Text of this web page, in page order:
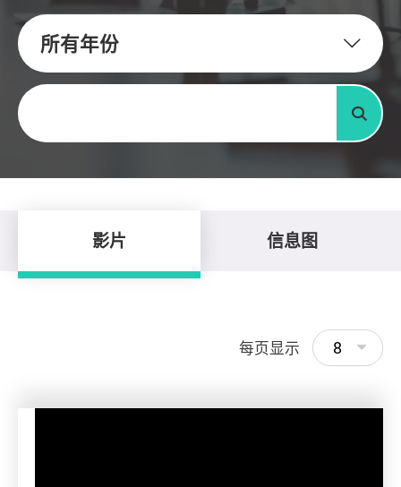
所有年份
关键字
搜寻
影片 信息图
每页显示 8